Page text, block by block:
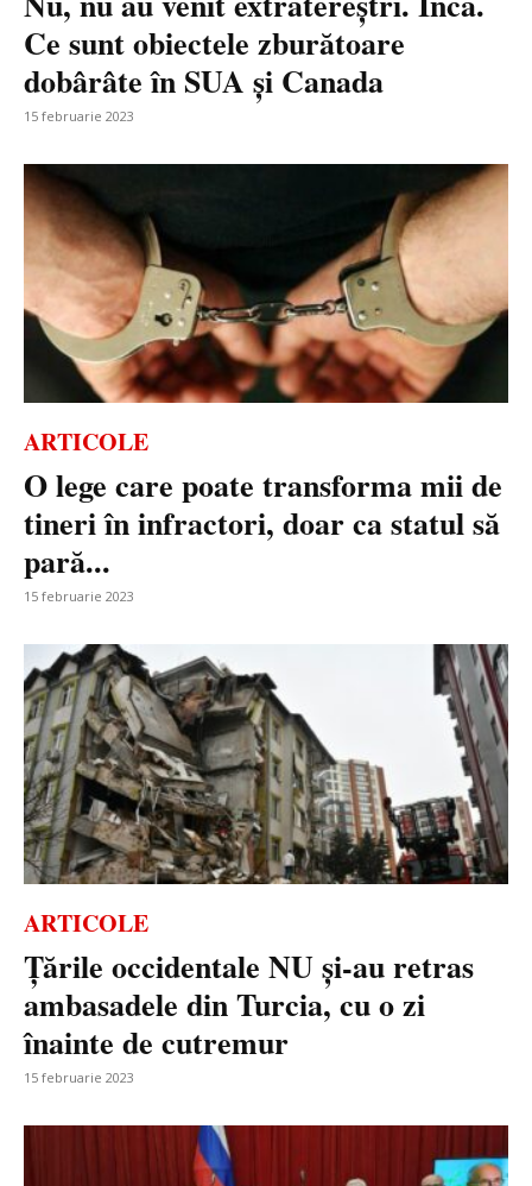
Ce sunt obiectele zburătoare
dobârâte în SUA și Canada
15 februarie 2023
ARTICOLE
O lege care poate transforma mii de
tineri în infractori, doar ca statul să
pară...
15 februarie 2023
ARTICOLE
Țările occidentale NU și-au retras
ambasadele din Turcia, cu o zi
înainte de cutremur
15 februarie 2023